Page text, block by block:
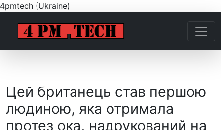
4pmtech (Ukraine)
Цей британець став першою
людиною, яка отримала
протез ока, надрукований на